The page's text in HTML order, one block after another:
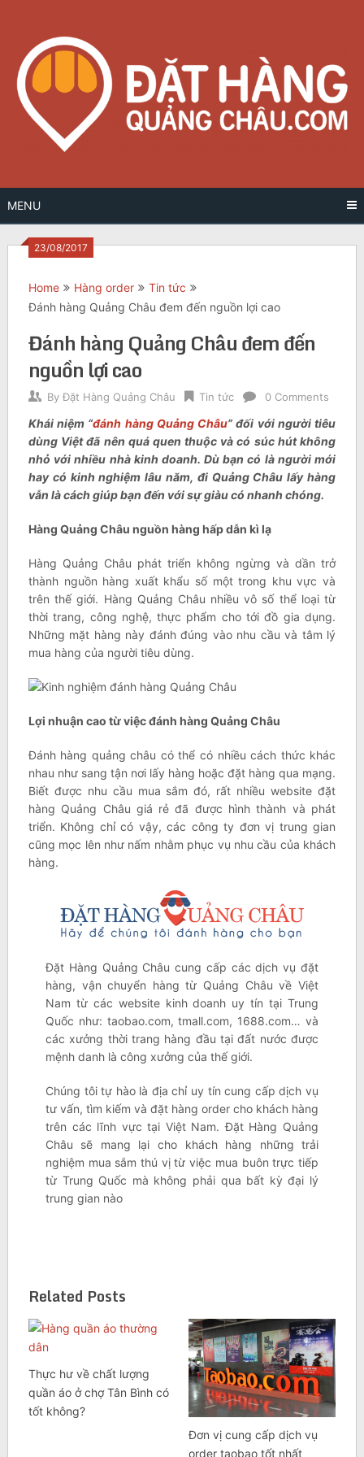
content
MENU
23/08/2017
Home Hàng order
Tin tức
Đánh hàng Quảng Châu đem đến nguồn lợi cao
Đánh hàng Quảng Châu đem đến
nguồn lợi cao
By Đặt Hàng Quảng Châu Tin tức 0 Comments
Khái niệm “đánh hàng Quảng Châu” đối với người tiêu
dùng Việt đã nên quá quen thuộc và có súc hút không
nhỏ với nhiều nhà kinh doanh. Dù bạn có là người mới
hay có kinh nghiệm lâu năm, đi Quảng Châu lấy hàng
vẫn là cách giúp bạn đến với sự giàu có nhanh chóng.
Hàng Quảng Châu nguồn hàng hấp dẫn kì lạ
Hàng Quảng Châu phát triển không ngừng và dần trở
thành nguồn hàng xuất khẩu số một trong khu vực và
trên thế giới. Hàng Quảng Châu nhiều vô số thể loại từ
thời trang, công nghệ, thực phẩm cho tới đồ gia dụng.
Những mặt hàng này đánh đúng vào nhu cầu và tâm lý
mua hàng của người tiêu dùng.
Lợi nhuận cao từ việc đánh hàng Quảng Châu
Đánh hàng quảng châu có thể có nhiều cách thức khác
nhau như sang tận nơi lấy hàng hoặc đặt hàng qua mạng.
Biết được nhu cầu mua sắm đó, rất nhiều website đặt
hàng Quảng Châu giá rẻ đã được hình thành và phát
triển. Không chỉ có vậy, các công ty đơn vị trung gian
cũng mọc lên như nấm nhằm phục vụ nhu cầu của khách
hàng.
Đặt Hàng Quảng Châu cung cấp các dịch vụ đặt
hàng, vận chuyển hàng từ Quảng Châu về Việt
Nam từ các website kinh doanh uy tín tại Trung
Quốc như: taobao.com, tmall.com, 1688.com… và
các xưởng thời trang hàng đầu tại đất nước được
mệnh danh là công xưởng của thế giới.
Chúng tôi tự hào là địa chỉ uy tín cung cấp dịch vụ
tư vấn, tìm kiếm và đặt hàng order cho khách hàng
trên các lĩnh vực tại Việt Nam. Đặt Hàng Quảng
Châu sẽ mang lại cho khách hàng những trải
nghiệm mua sắm thú vị từ việc mua buôn trực tiếp
từ Trung Quốc mà không phải qua bất kỳ đại lý
trung gian nào
Related Posts
Thực hư về chất lượng
quần áo ở chợ Tân Bình có
tốt không?
Đơn vị cung cấp dịch vụ
order taobao tốt nhất